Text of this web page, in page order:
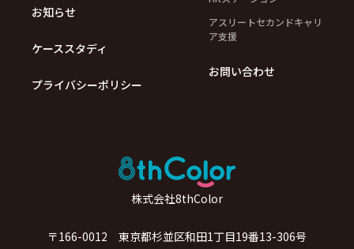
お知らせ
アスリートセカンドキャリ
ア支援
お問い合わせ
ケーススタディ
プライバシーポリシー
株式会社8thColor
〒166-0012 東京都杉並区和田1丁目19番13-306号